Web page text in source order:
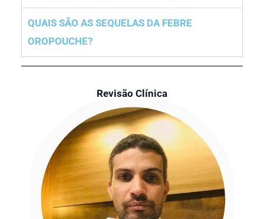
QUAIS SÃO AS SEQUELAS DA FEBRE
OROPOUCHE?
Revisão Clínica